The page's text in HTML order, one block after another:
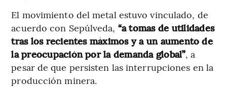
El movimiento del metal estuvo vinculado, de
acuerdo con Sepúlveda, “a tomas de utilidades
tras los recientes máximos y a un aumento de
la preocupación por la demanda global”, a
pesar de que persisten las interrupciones en la
producción minera.